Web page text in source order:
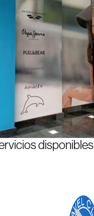
disponibles